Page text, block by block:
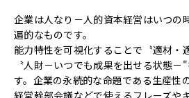
企業は人なり－人的資本経営はいつの
遍的なものです。
能力特性を可視化することで〝適材・
〝人財－いつでも成果を出せる状態
す。企業の永続的な命題である生産性
経営幹部会議などで使えるフレーズや